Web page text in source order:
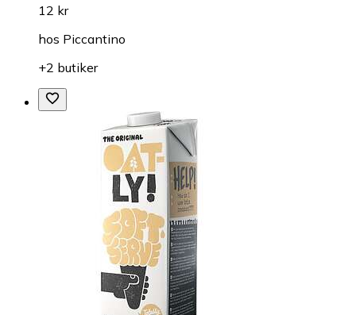
12 kr
hos Piccantino
+2 butiker